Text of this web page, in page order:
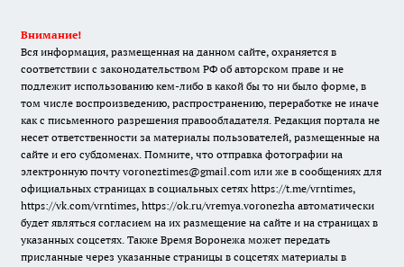
Внимание!
Вся информация, размещенная на данном сайте, охраняется в
соответствии с законодательством РФ об авторском праве и не
подлежит использованию кем-либо в какой бы то ни было форме, в
том числе воспроизведению, распространению, переработке не иначе
как с письменного разрешения правообладателя. Редакция портала не
несет ответственности за материалы пользователей, размещенные на
сайте и его субдоменах. Помните, что отправка фотографии на
электронную почту voroneztimes@gmail.com или же в сообщениях для
официальных страницах в социальных сетях https://t.me/vrntimes,
https://vk.com/vrntimes, https://ok.ru/vremya.voronezha автоматически
будет являться согласием на их размещение на сайте и на страницах в
указанных соцсетях. Также Время Воронежа может передать
присланные через указанные страницы в соцсетях материалы в